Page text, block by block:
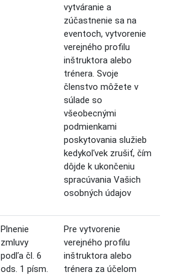
vytváranie a
zúčastnenie sa na
eventoch, vytvorenie
verejného profilu
inštruktora alebo
trénera. Svoje
členstvo môžete v
súlade so
všeobecnými
podmienkami
poskytovania služieb
kedykoľvek zrušiť, čím
dôjde k ukončeniu
spracúvania Vašich
osobných údajov
Plnenie
zmluvy
podľa čl. 6
ods. 1 písm.
Pre vytvorenie
verejného profilu
inštruktora alebo
trénera za účelom